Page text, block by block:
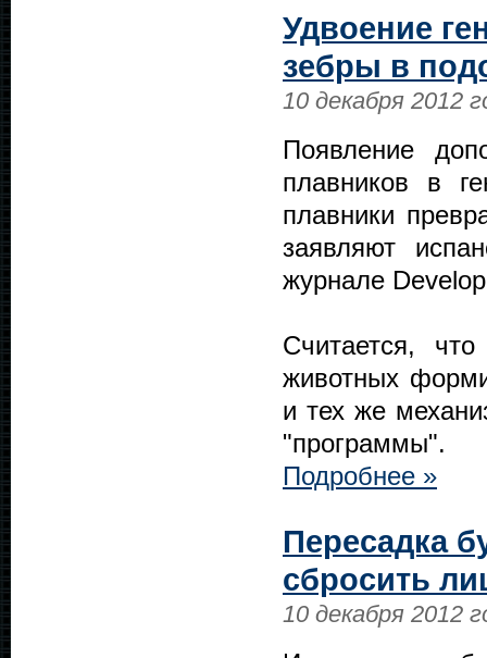
Удвоение
зебры в
10 декабря 2012
Появление
плавников в
плавники
заявляют
журнале
Считается,
животных
и тех же
"программы".
Подробнее »
Пересадка
сбросить
10 декабря 2012